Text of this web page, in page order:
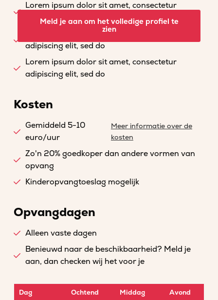
Lorem ipsum dolor sit amet, consectetur
adipiscing elit, sed do
Lorem ipsum dolor sit amet, consectetur
adipiscing elit, sed do
Lorem ipsum dolor sit amet, consectetur
adipiscing elit, sed do
Meld je aan om het volledige profiel te
zien
Kosten
Gemiddeld 5-10
euro/uur
Meer informatie over de
kosten
Zo'n 20% goedkoper dan andere vormen van
opvang
Kinderopvangtoeslag mogelijk
Opvangdagen
Alleen vaste dagen
Benieuwd naar de beschikbaarheid? Meld je
aan, dan checken wij het voor je
Dag Ochtend Middag Avond